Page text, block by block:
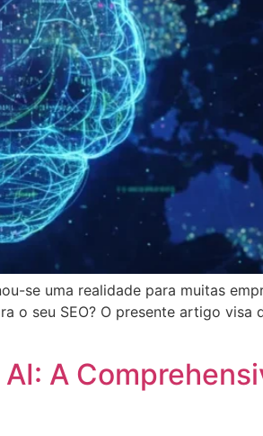
se uma realidade para muitas
o seu SEO? O presente artigo visa
A